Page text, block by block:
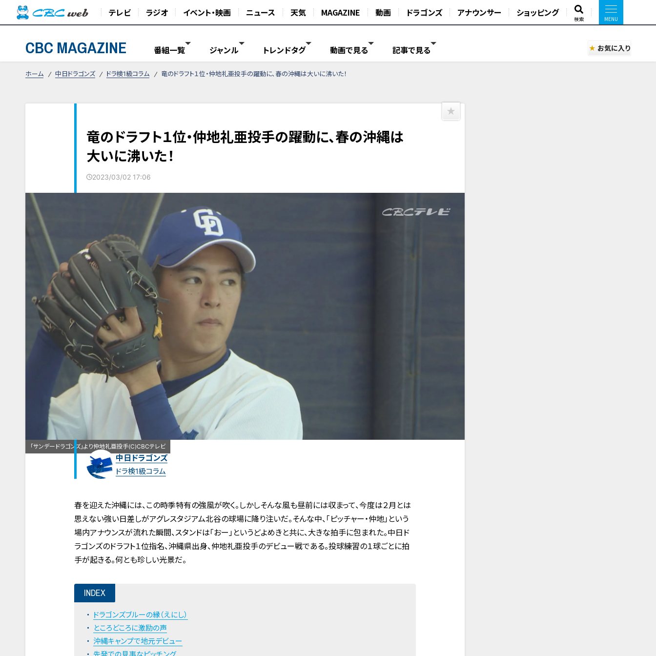
テレビ ラジオ イベント・映画 ニュース 天気 MAGAZINE 動画 ドラゴンズ アナウンサー ショッピング
検索
CBC MAGAZINE 番組一覧 ジャンル トレンドタグ 動画で見る 記事で見る お気に入り
ホーム 中日ドラゴンズ ドラ検1級コラム 竜のドラフト１位・仲地礼亜投手の躍動に、春の沖縄は大いに沸いた！
竜のドラフト１位・仲地礼亜投手の躍動に、春の沖縄は
大いに沸いた！
2023/03/02 17:06
「サンデードラゴンズ」より仲地礼亜投手(C)CBCテレビ
中日ドラゴンズ
ドラ検1級コラム
春を迎えた沖縄には、この時季特有の強風が吹く。しかしそんな風も昼前には収まって、今度は２月とは
思えない強い日差しがアグレスタジアム北谷の球場に降り注いだ。そんな中、「ピッチャー・仲地」という
場内アナウンスが流れた瞬間、スタンドは「おー」というどよめきと共に、大きな拍手に包まれた。中日ド
ラゴンズのドラフト１位指名、沖縄県出身、仲地礼亜投手のデビュー戦である。投球練習の１球ごとに拍
手が起きる。何とも珍しい光景だ。
INDEX
ドラゴンズブルーの縁（えにし）
ところどころに激励の声
沖縄キャンプで地元デビュー